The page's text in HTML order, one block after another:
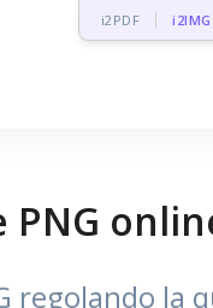
i2PDF i2IMG
PNG
regolando